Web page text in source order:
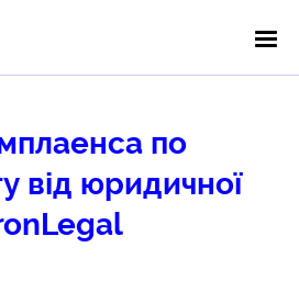
по
від юридичної